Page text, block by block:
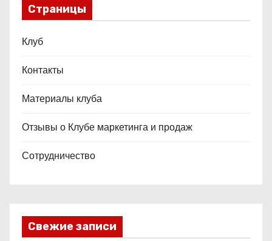
Страницы
Клуб
Контакты
Материалы клуба
Отзывы о Клубе маркетинга и продаж
Сотрудничество
Свежие записи